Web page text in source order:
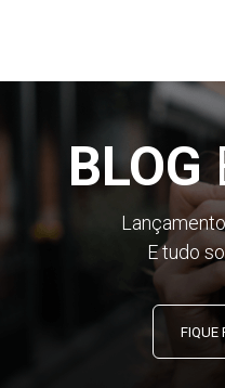
BLOG
E tudo
FIQUE